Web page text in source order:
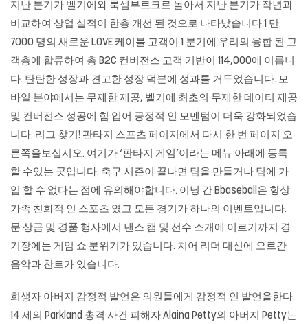
지난 분기가 벨기에와 룩셈부르크로 돌아서 지난 분기가 작년과
비교하여 상업 실적이 한층 개선 된 것으로 나타났습니다.1 만
7000 명의 새로운 LOVE 케이블 고객이 1 분기에 우리의 융합 된 고
객층에 합류하여 총 B2C 컨버전스 고객 기반이 114,000에 이릅니
다. 탄탄한 성장과 견고한 성장 덕분에 성과를 거두었습니다. 모
바일 분야에서는 무제한 제공, 벨기에 최초의 무제한 데이터 제공
및 컨버전스 성공에 힘 입어 긍정적 인 모멘텀이 더욱 강화되었습
니다. 리그 찾기! 판타지 스포츠 페이지에서 다시 한 번 페이지 오
른쪽을보십시오. 여기가 ‘판타지 게임’이라는 메뉴 아래에 등록
할 수있는 곳입니다. 축구 시즌이 끝나면 팀을 만들거나 팀에 가
입 할 수 없다는 점에 유의해야합니다. 이닝 간 Bbaseball은 항상
가족 친화적 인 스포츠 였고 모든 경기가 하나의 이벤트입니다.
문 상금 및 경품 행사에서 댄스 캠 및 선수 소개에 이르기까지 경
기장에는 게임 쇼 분위기가 있습니다. 치어 리더 대신에 오르간
음악과 찬트가 있습니다.
희생자 아버지 감정적 발언은 의원들에게 감정적 인 발언을한다.
14 세의 Parkland 총격 사건 피해자 Alaina Petty의 아버지 Petty는